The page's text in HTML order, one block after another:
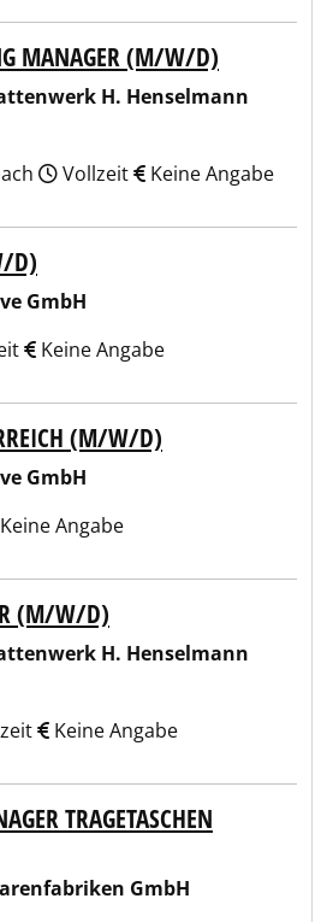
MANAGER (M/W/D)
H. Henselmann
Vollzeit Keine Angabe
D)
GmbH
Keine Angabe
(M/W/D)
GmbH
Keine Angabe
(M/W/D)
H. Henselmann
Keine Angabe
TRAGETASCHEN
GmbH